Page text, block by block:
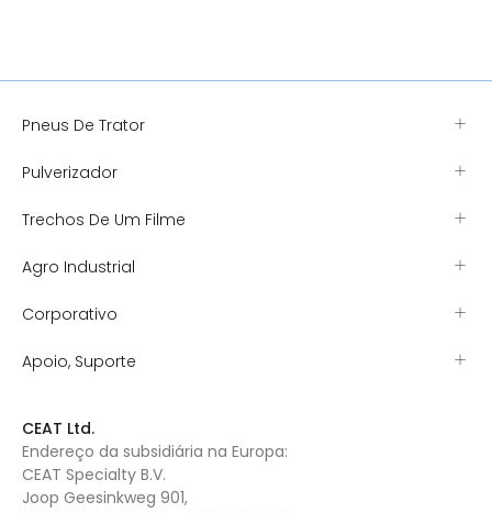
Pneus De Trator
Pulverizador
Trechos De Um Filme
Agro Industrial
Corporativo
Apoio, Suporte
CEAT Ltd.
Endereço da subsidiária na Europa:
CEAT Specialty B.V.
Joop Geesinkweg 901,